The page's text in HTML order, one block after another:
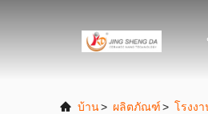
บ้าน> ผลิตภัณฑ์> โรงง